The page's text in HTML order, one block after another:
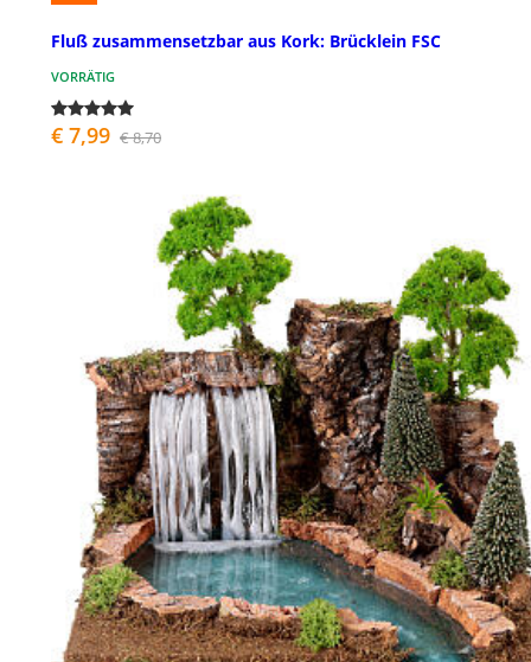
Fluß zusammensetzbar aus Kork: Brücklein FSC
VORRÄTIG
€ 7,99 € 8,70